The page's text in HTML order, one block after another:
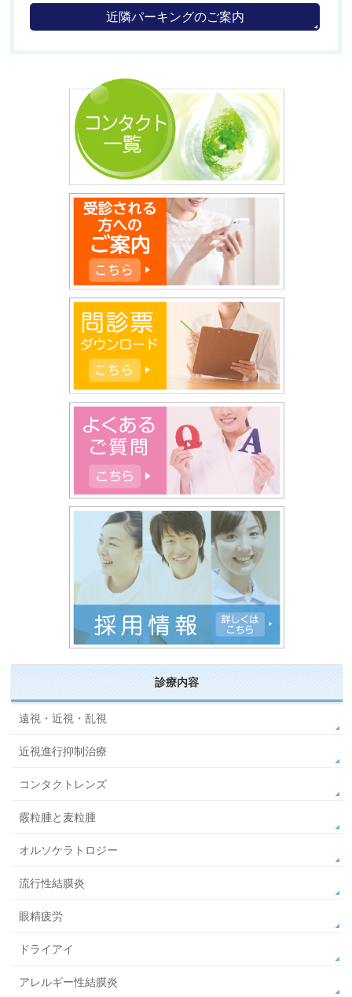
近隣パーキングのご案内
診療内容
遠視・近視・乱視
近視進行抑制治療
コンタクトレンズ
霰粒腫と麦粒腫
オルソケラトロジー
流行性結膜炎
眼精疲労
ドライアイ
アレルギー性結膜炎